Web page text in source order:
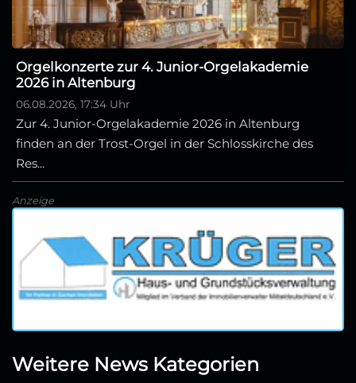
Orgelkonzerte zur 4. Junior-Orgelakademie
2026 in Altenburg
06.08.2026, 17:34 Uhr
Zur 4. Junior-Orgelakademie 2026 in Altenburg
finden an der Trost-Orgel in der Schlosskirche des
Res...
Anzeige
Weitere News Kategorien